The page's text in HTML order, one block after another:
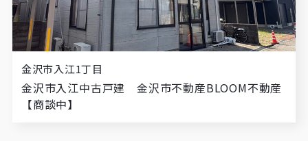
金沢市入江1丁目
金沢市入江中古戸建 金沢市不動産BLOOM不動産
【商談中】